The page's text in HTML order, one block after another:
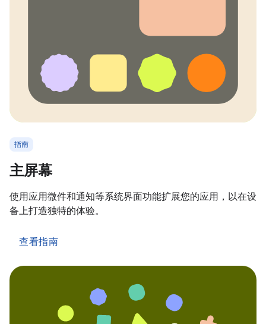
指南
主屏幕
使用应用微件和通知等系统界面功能扩展您的应用，以在设
备上打造独特的体验。
查看指南